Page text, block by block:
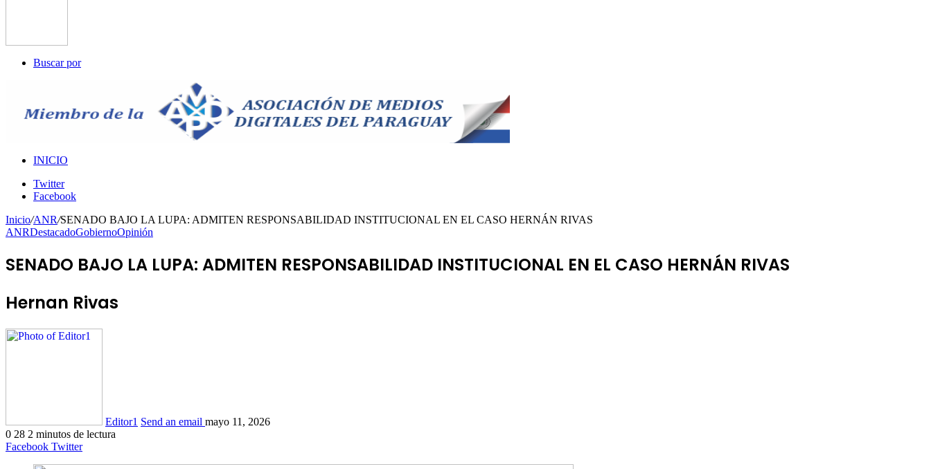
Buscar por
INICIO
Twitter
Facebook
Inicio/ANR/SENADO BAJO LA LUPA: ADMITEN RESPONSABILIDAD INSTITUCIONAL EN EL CASO HERNÁN RIVAS
ANRDestacadoGobiernoOpinión
SENADO BAJO LA LUPA: ADMITEN RESPONSABILIDAD INSTITUCIONAL EN EL CASO HERNÁN RIVAS
Hernan Rivas
Editor1 Send an email mayo 11, 2026
0 28 2 minutos de lectura
Facebook Twitter